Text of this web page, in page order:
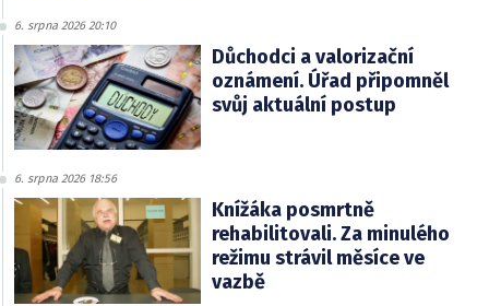
6. srpna 2026 20:10
Důchodci a valorizační
oznámení. Úřad připomněl
svůj aktuální postup
6. srpna 2026 18:56
Knížáka posmrtně
rehabilitovali. Za minulého
režimu strávil měsíce ve
vazbě